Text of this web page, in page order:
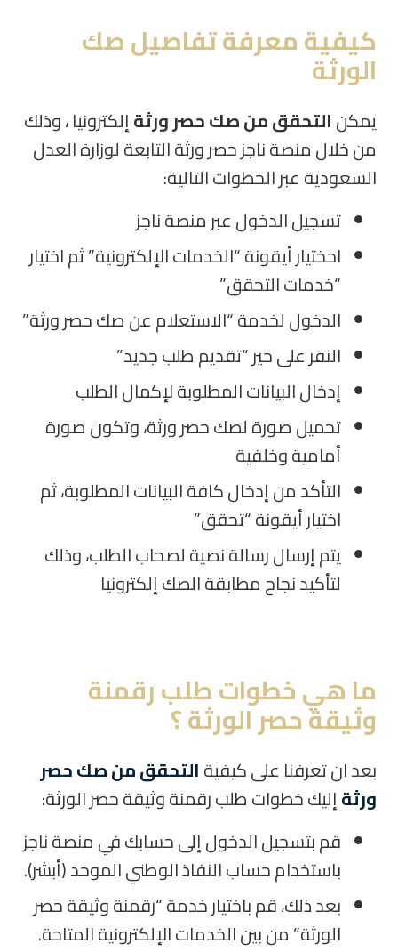
كيفية معرفة تفاصيل صك
الورثة
يمكنالتحقق من صك حصر ورثةإلكترونيا ، وذلك
من خلال منصة ناجز حصر ورثة التابعة لوزارة العدل
السعودية عبر الخطوات التالية:
تسجيل الدخول عبر منصة ناجز
احختيار أيقونة “الخدمات الإلكترونية” ثم اختيار
“خدمات التحقق”
الدخول لخدمة “الاستعلام عن صك حصر ورثة”
النقر على خير “تقديم طلب جديد”
إدخال البيانات المطلوبة لإكمال الطلب
تحميل صورة لصك حصر ورثة، وتكون صورة
أمامية وخلفية
التأكد من إدخال كافة البيانات المطلوبة، ثم
اختيار أيقونة “تحقق”
يتم إرسال رسالة نصية لصحاب الطلب، وذلك
لتأكيد نجاح مطابقة الصك إلكترونيا
ما هي خطوات طلب رقمنة
وثيقة حصر الورثة ؟
بعد ان تعرفنا على كيفيةالتحقق من صك حصر
ورثةإليك خطوات طلب رقمنة وثيقة حصر الورثة:
قم بتسجيل الدخول إلى حسابك في منصة ناجز
باستخدام حساب النفاذ الوطني الموحد (أبشر).
بعد ذلك، قم باختيار خدمة “رقمنة وثيقة حصر
الورثة” من بين الخدمات الإلكترونية المتاحة.